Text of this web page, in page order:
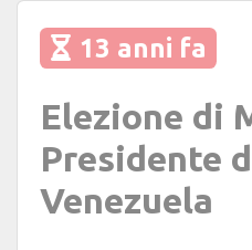
13 anni fa
Elezione di
Presidente
Venezuela